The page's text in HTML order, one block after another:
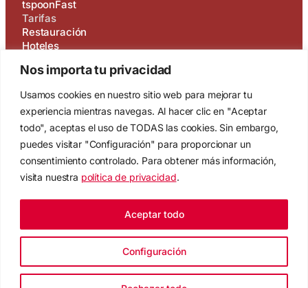
Nos importa tu privacidad
Usamos cookies en nuestro sitio web para mejorar tu
experiencia mientras navegas. Al hacer clic en "Aceptar
todo", aceptas el uso de TODAS las cookies. Sin embargo,
puedes visitar "Configuración" para proporcionar un
consentimiento controlado. Para obtener más información,
visita nuestra política de privacidad.
Configuración
Aceptar todo
tspoonFast
Tarifas
Restauración
Hoteles
Marketplace
Novedades
Nosotros
Contacto
Privacidad
Aviso Legal
Política de cookies
Soporte
Login
Trabaja con nosotros